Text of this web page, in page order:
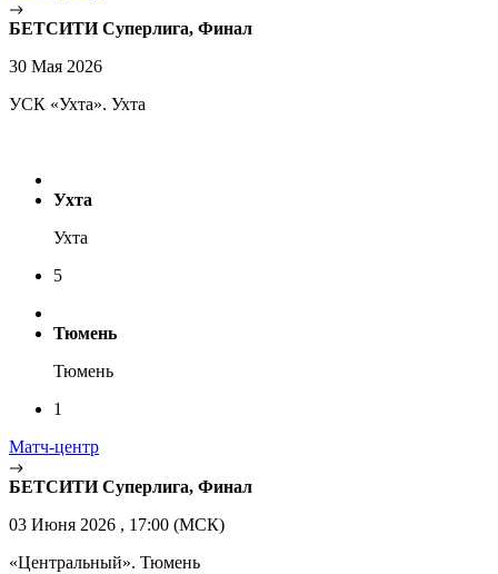
БЕТСИТИ Суперлига, Финал
30 Мая 2026
УСК «Ухта». Ухта
Ухта
Ухта
5
Тюмень
Тюмень
1
Матч-центр
БЕТСИТИ Суперлига, Финал
03 Июня 2026 , 17:00 (МСК)
«Центральный». Тюмень